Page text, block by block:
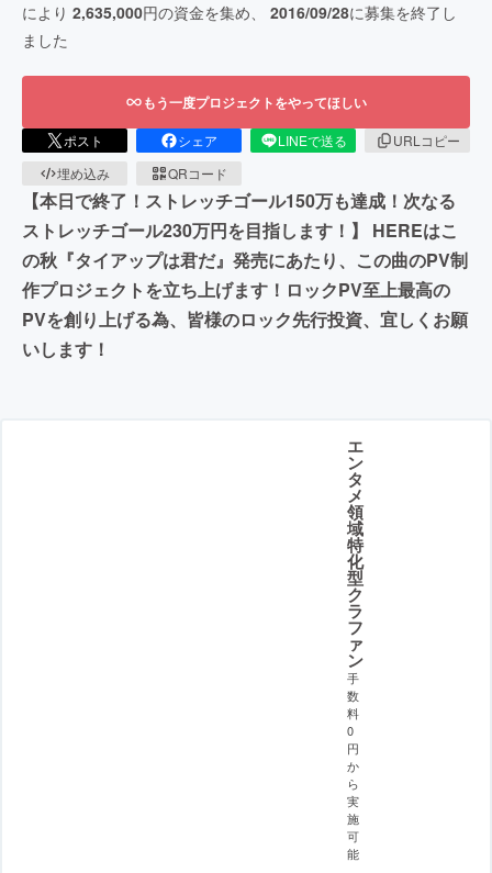
により 2,635,000円の資金を集め、 2016/09/28に募集を終了し
ました
もう一度プロジェクトをやってほしい
ポスト シェア LINEで送る
URLコピー
埋め込み
QRコード
【本日で終了！ストレッチゴール150万も達成！次なる
ストレッチゴール230万円を目指します！】 HEREはこ
の秋『タイアップは君だ』発売にあたり、この曲のPV制
作プロジェクトを立ち上げます！ロックPV至上最高の
PVを創り上げる為、皆様のロック先行投資、宜しくお願
いします！
エ
ン
タ
メ
領
域
特
化
型
ク
ラ
フ
ァ
ン
手
数
料
0
円
か
ら
実
施
可
能